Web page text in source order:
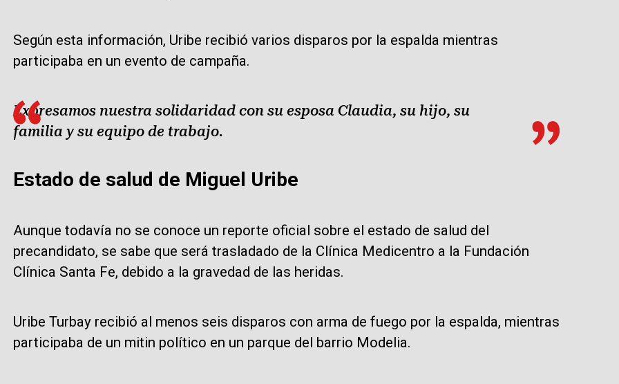
Según esta información, Uribe recibió varios disparos por la espalda mientras
participaba en un evento de campaña.
Expresamos nuestra solidaridad con su esposa Claudia, su hijo, su
familia y su equipo de trabajo.
Estado de salud de Miguel Uribe
Aunque todavía no se conoce un reporte oficial sobre el estado de salud del
precandidato, se sabe que será trasladado de la Clínica Medicentro a la Fundación
Clínica Santa Fe, debido a la gravedad de las heridas.
Uribe Turbay recibió al menos seis disparos con arma de fuego por la espalda, mientras
participaba de un mitin político en un parque del barrio Modelia.